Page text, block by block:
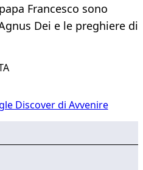
Francesco sono
Dei e le preghiere di
Discover di Avvenire